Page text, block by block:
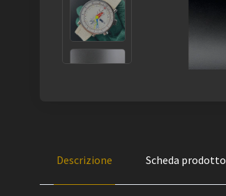
Descrizione Scheda prodotto